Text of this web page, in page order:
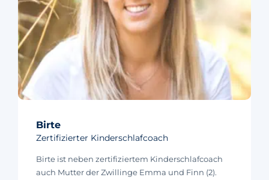
Birte
Zertifizierter Kinderschlafcoach
Birte ist neben zertifiziertem Kinderschlafcoach
auch Mutter der Zwillinge Emma und Finn (2).